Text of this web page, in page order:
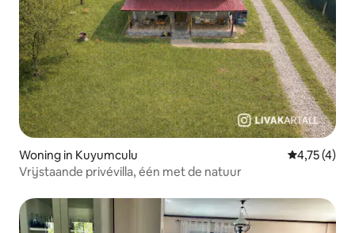
Woning in Kuyumculu
4,75 (4)
Vrijstaande privévilla, één met de natuur